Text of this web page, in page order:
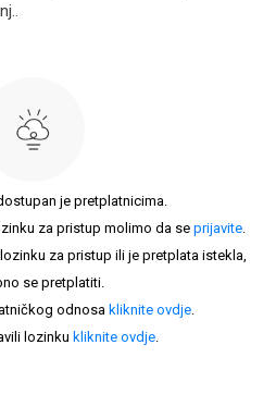
je pretplatnicima.
za pristup molimo da se prijavite.
za pristup ili je pretplata istekla,
se pretplatiti.
odnosa kliknite ovdje.
lozinku kliknite ovdje.